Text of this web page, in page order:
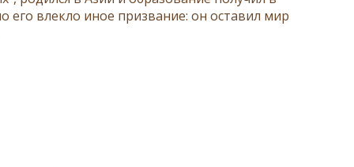
его влекло иное призвание: он оставил мир